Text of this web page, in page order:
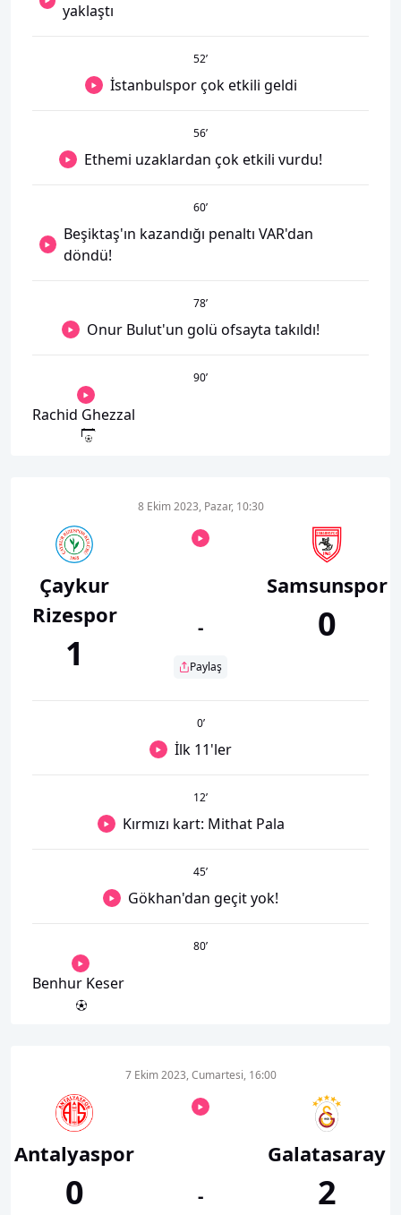
yaklaştı
52’
İstanbulspor çok etkili geldi
56’
Ethemi uzaklardan çok etkili vurdu!
60’
Beşiktaş'ın kazandığı penaltı VAR'dan
döndü!
78’
Onur Bulut'un golü ofsayta takıldı!
90’
Rachid Ghezzal
Çaykur
Rizespor
1
8 Ekim 2023, Pazar, 10:30
-
Paylaş
Samsunspor
0
0’
İlk 11'ler
12’
Kırmızı kart: Mithat Pala
45’
Gökhan'dan geçit yok!
80’
Benhur Keser
Antalyaspor
0
7 Ekim 2023, Cumartesi, 16:00
-
Galatasaray
2